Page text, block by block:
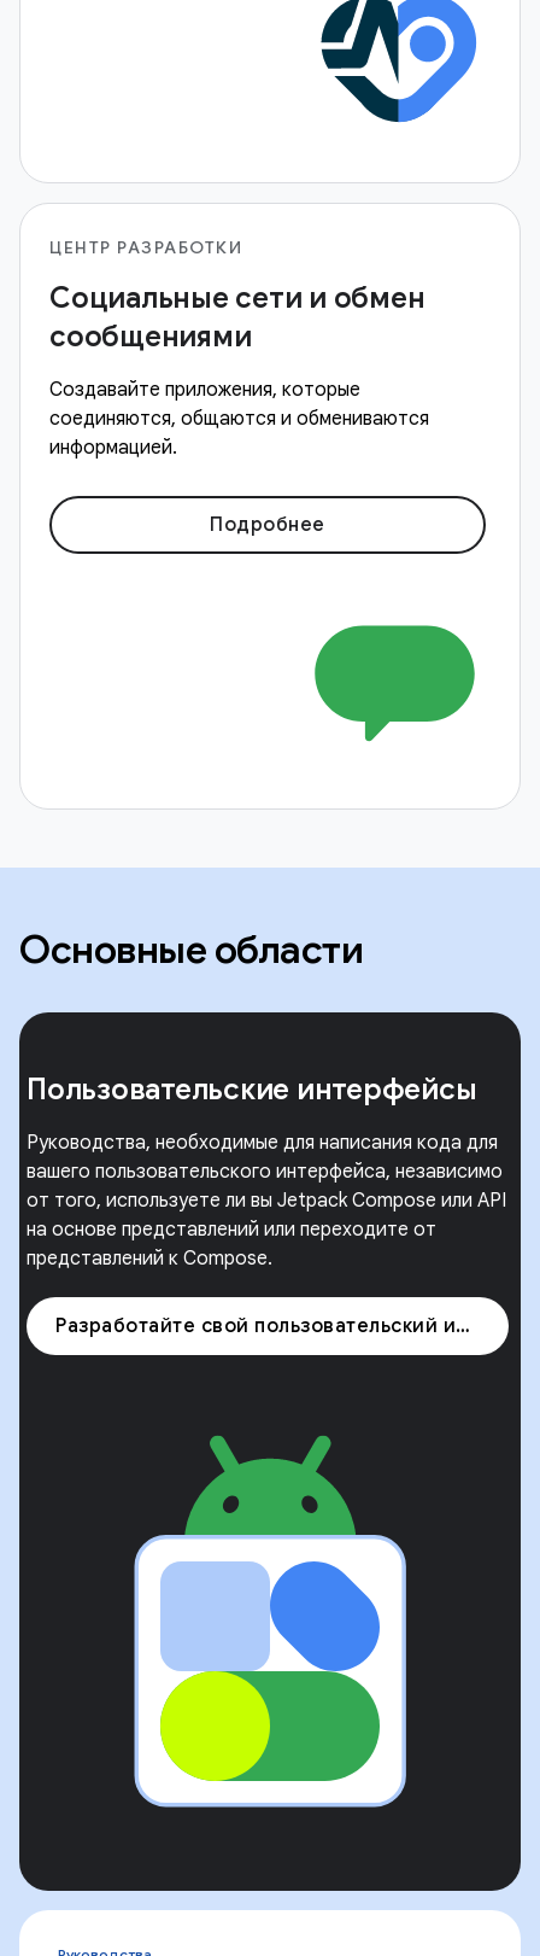
ЦЕНТР РАЗРАБОТКИ
Социальные сети и обмен
сообщениями
Создавайте приложения, которые
соединяются, общаются и обмениваются
информацией.
Подробнее
Основные области
Пользовательские интерфейсы
Руководства, необходимые для написания кода для
вашего пользовательского интерфейса, независимо
от того, используете ли вы Jetpack Compose или API
на основе представлений или переходите от
представлений к Compose.
Разработайте свой пользовательский интерфейс